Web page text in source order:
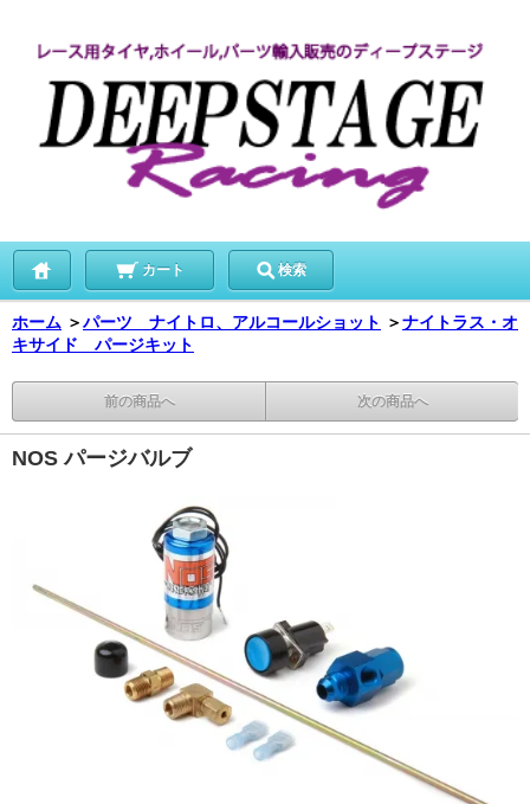
カート 検索
ホーム ＞パーツ ナイトロ、アルコールショット ＞ナイトラス・オ
キサイド パージキット
前の商品へ 次の商品へ
NOS パージバルブ